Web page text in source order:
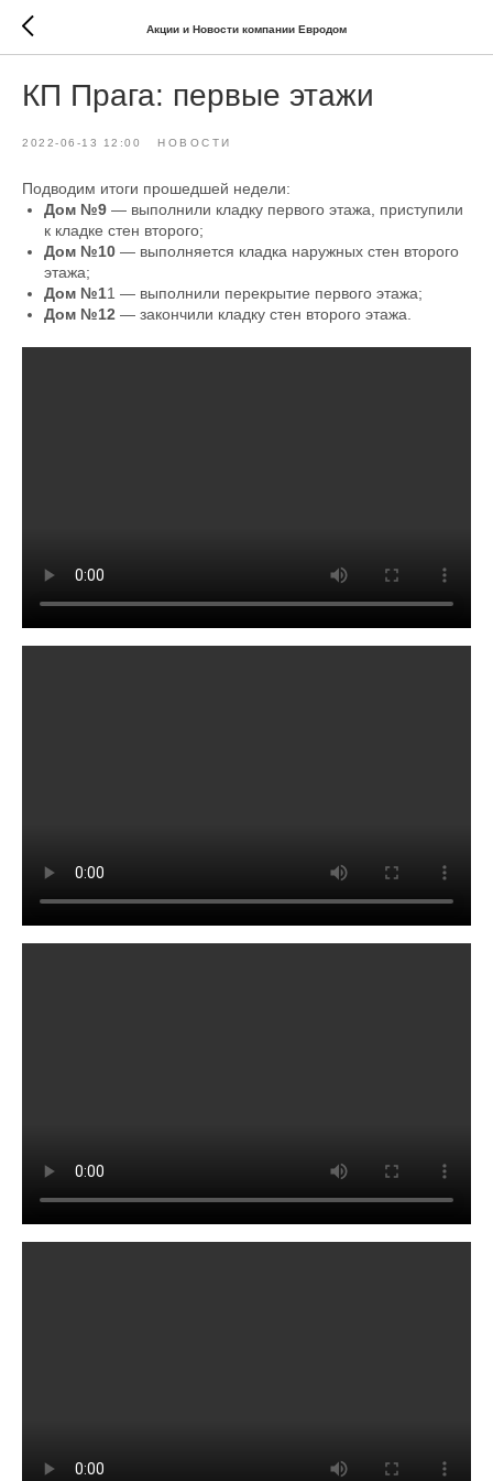
Акции и Новости компании Евродом
КП Прага: первые этажи
2022-06-13 12:00 НОВОСТИ
Подводим итоги прошедшей недели:
Дом №9 — выполнили кладку первого этажа, приступили
к кладке стен второго;
Дом №10 — выполняется кладка наружных стен второго
этажа;
Дом №11 — выполнили перекрытие первого этажа;
Дом №12 — закончили кладку стен второго этажа.